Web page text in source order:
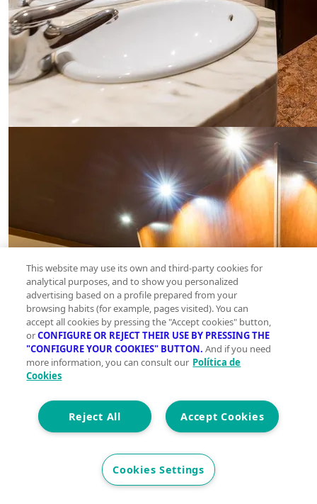
This website may use its own and third-party cookies for
analytical purposes, and to show you personalized
advertising based on a profile prepared from your
browsing habits (for example, pages visited). You can
accept all cookies by pressing the "Accept cookies" button,
orCONFIGURE OR REJECT THEIR USE BY PRESSING THE
"CONFIGURE YOUR COOKIES" BUTTON. And if you need
more information, you can consult our Política de
Cookies
Accept Cookies
Reject All
Cookies Settings